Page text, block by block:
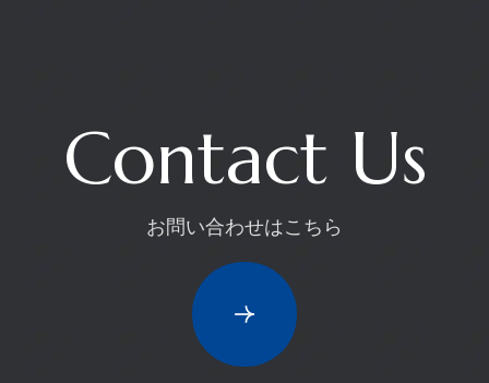
Contact Us
お問い合わせはこちら